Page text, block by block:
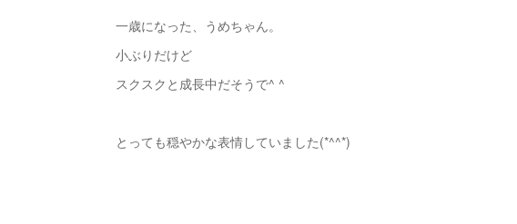
一歳になった、うめちゃん。
小ぶりだけど
スクスクと成長中だそうで^ ^
とっても穏やかな表情していました(*^^*)